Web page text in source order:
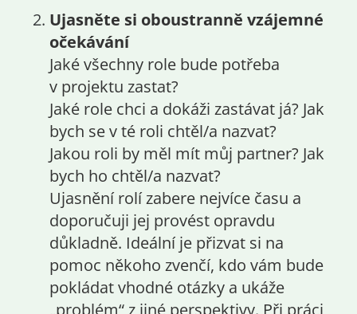
Ujasněte si oboustranně vzájemné
očekávání
Jaké všechny role bude potřeba
v projektu zastat?
Jaké role chci a dokáži zastávat já? Jak
bych se v té roli chtěl/a nazvat?
Jakou roli by měl mít můj partner? Jak
bych ho chtěl/a nazvat?
Ujasnění rolí zabere nejvíce času a
doporučuji jej provést opravdu
důkladně. Ideální je přizvat si na
pomoc někoho zvenčí, kdo vám bude
pokládat vhodné otázky a ukáže
„problém“ z jiné perspektivy. Při práci